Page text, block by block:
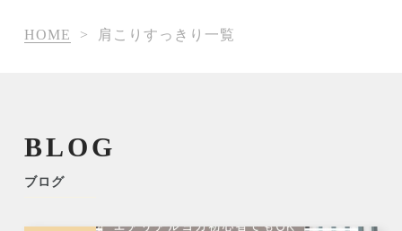
HOME > 肩こりすっきり一覧
BLOG
ブログ